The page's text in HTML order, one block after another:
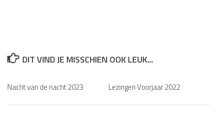
DIT VIND JE MISSCHIEN OOK LEUK...
Nacht van de nacht 2023 Lezingen Voorjaar 2022